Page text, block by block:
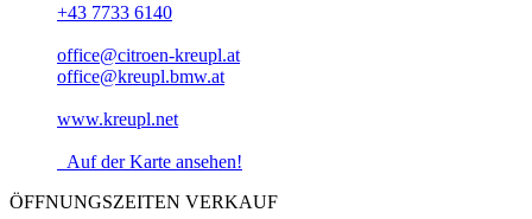
+43 7733 6140
office@citroen-kreupl.at
office@kreupl.bmw.at
www.kreupl.net
Auf der Karte ansehen!
ÖFFNUNGSZEITEN VERKAUF